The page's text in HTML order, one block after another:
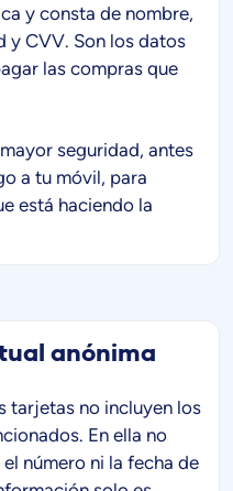
y consta de nombre,
y CVV. Son los datos
las compras que
seguridad, antes
a tu móvil, para
está haciendo la
anónima
tarjetas no incluyen los
En ella no
número ni la fecha de